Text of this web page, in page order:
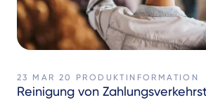
23 MAR 20 PRODUKTINFORMATION
Reinigung von